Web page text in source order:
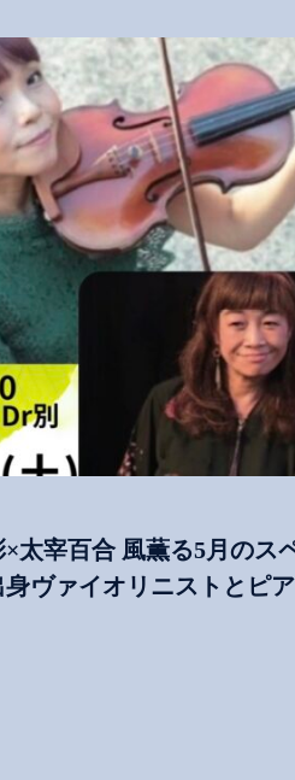
×太宰百合 風薫る5月のス
ヴァイオリニストとピ